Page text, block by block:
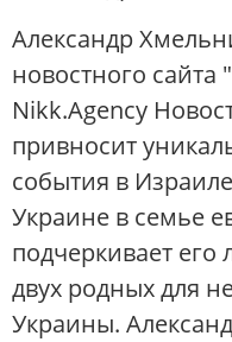
Александр
новостного
Nikk.Agency
привносит
события в
Украине в семье
подчеркивает его
двух родных для
Украины.